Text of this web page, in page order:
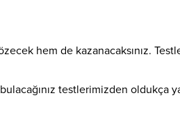
hem de kazanacaksınız.
testlerimizden oldukça